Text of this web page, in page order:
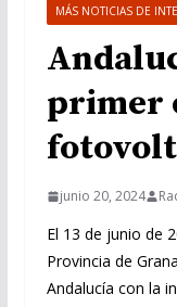
MÁS NOTICIAS DE
primer
junio 20, 2024
El 13 de junio de
Provincia de
Andalucía con la